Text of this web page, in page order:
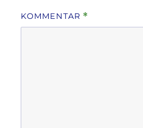
KOMMENTAR *